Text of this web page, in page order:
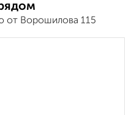
от Ворошилова 115